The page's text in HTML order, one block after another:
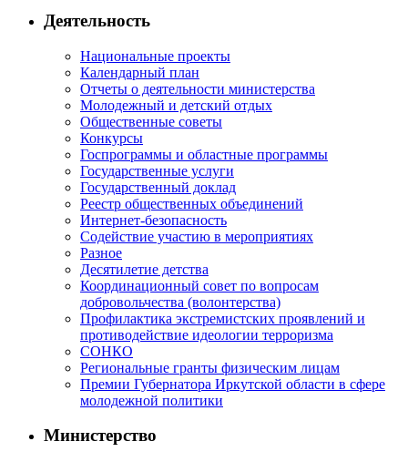
Деятельность
Национальные проекты
Календарный план
Отчеты о деятельности министерства
Молодежный и детский отдых
Общественные советы
Конкурсы
Госпрограммы и областные программы
Государственные услуги
Государственный доклад
Реестр общественных объединений
Интернет-безопасность
Содействие участию в мероприятиях
Разное
Десятилетие детства
Координационный совет по вопросам
добровольчества (волонтерства)
Профилактика экстремистских проявлений и
противодействие идеологии терроризма
СОНКО
Региональные гранты физическим лицам
Премии Губернатора Иркутской области в сфере
молодежной политики
Министерство